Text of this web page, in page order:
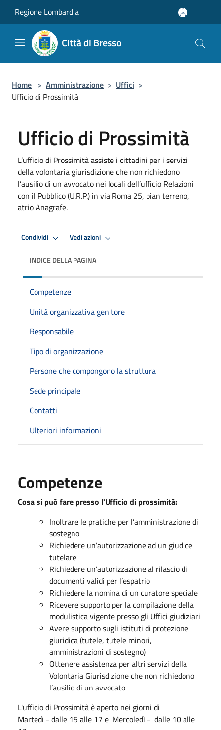
Regione Lombardia
Città di Bresso
Home > Amministrazione > Uffici >
Ufficio di Prossimità
Ufficio di Prossimità
L’ufficio di Prossimità assiste i cittadini per i servizi
della volontaria giurisdizione che non richiedono
l’ausilio di un avvocato nei locali dell’ufficio Relazioni
con il Pubblico (U.R.P.) in via Roma 25, pian terreno,
atrio Anagrafe.
Condividi Vedi azioni
INDICE DELLA PAGINA
Competenze
Unità organizzativa genitore
Responsabile
Tipo di organizzazione
Persone che compongono la struttura
Sede principale
Contatti
Ulteriori informazioni
Competenze
Cosa si può fare presso l'Ufficio di prossimità:
Inoltrare le pratiche per l’amministrazione di
sostegno
Richiedere un’autorizzazione ad un giudice
tutelare
Richiedere un’autorizzazione al rilascio di
documenti validi per l’espatrio
Richiedere la nomina di un curatore speciale
Ricevere supporto per la compilazione della
modulistica vigente presso gli Uffici giudiziari
Avere supporto sugli istituti di protezione
giuridica (tutele, tutele minori,
amministrazioni di sostegno)
Ottenere assistenza per altri servizi della
Volontaria Giurisdizione che non richiedono
l’ausilio di un avvocato
L'ufficio di Prossimità è aperto nei giorni di
Martedì - dalle 15 alle 17 e Mercoledì - dalle 10 alle